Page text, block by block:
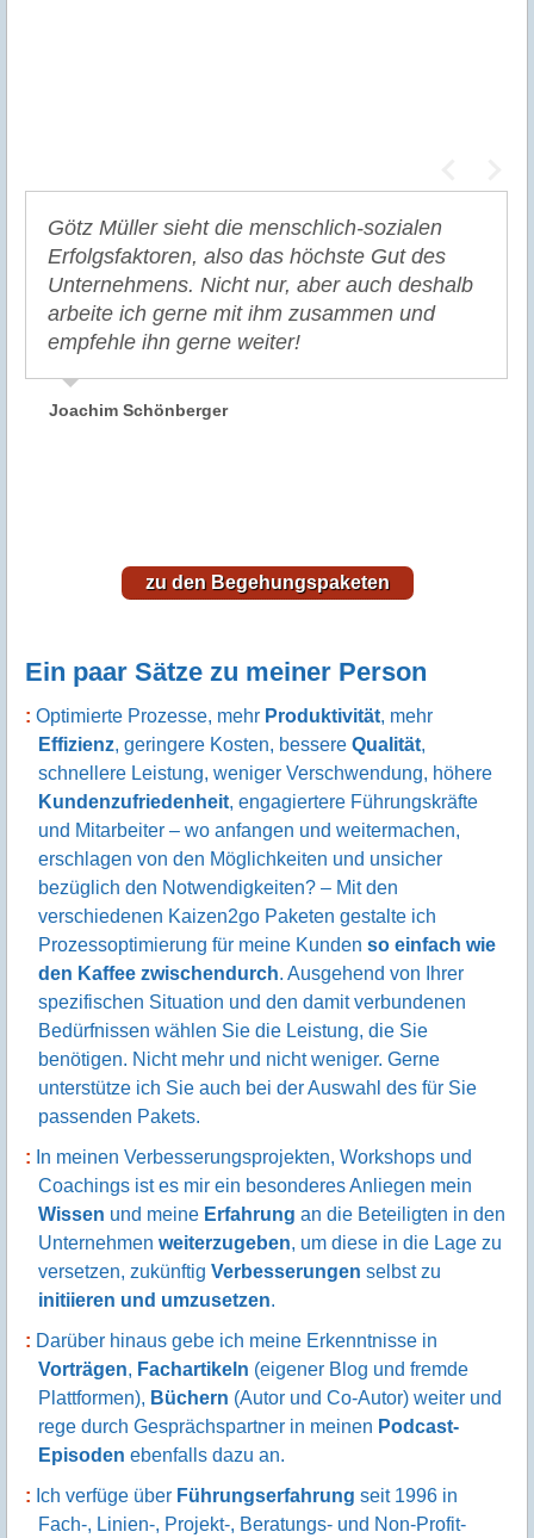
Götz Müller sieht die menschlich-sozialen
Erfolgsfaktoren, also das höchste Gut des
Unternehmens. Nicht nur, aber auch deshalb
arbeite ich gerne mit ihm zusammen und
empfehle ihn gerne weiter!
Joachim Schönberger
zu den Begehungspaketen
Ein paar Sätze zu meiner Person
Optimierte Prozesse, mehr Produktivität, mehr
Effizienz, geringere Kosten, bessereQualität,
schnellere Leistung, weniger Verschwendung, höhere
Kundenzufriedenheit, engagiertere Führungskräfte
und Mitarbeiter – wo anfangen und weitermachen,
erschlagen von den Möglichkeiten und unsicher
bezüglich den Notwendigkeiten? – Mit den
verschiedenen Kaizen2go Paketen gestalte ich
Prozessoptimierung für meine Kundenso einfach wie
den Kaffee zwischendurch. Ausgehend von Ihrer
spezifischen Situation und den damit verbundenen
Bedürfnissen wählen Sie die Leistung, die Sie
benötigen. Nicht mehr und nicht weniger. Gerne
unterstütze ich Sie auch bei der Auswahl des für Sie
passenden Pakets.
In meinen Verbesserungsprojekten, Workshops und
Coachings ist es mir ein besonderes Anliegen mein
Wissen und meine Erfahrung an die Beteiligten in den
Unternehmenweiterzugeben, um diese in die Lage zu
versetzen, zukünftigVerbesserungen selbst zu
initiieren und umzusetzen.
Darüber hinaus gebe ich meine Erkenntnisse in
Vorträgen, Fachartikeln (eigener Blog und fremde
Plattformen), Büchern (Autor und Co-Autor) weiter und
rege durch Gesprächspartner in meinen Podcast-
Episoden ebenfalls dazu an.
Ich verfüge über Führungserfahrung seit 1996 in
Fach-, Linien-, Projekt-, Beratungs- und Non-Profit-